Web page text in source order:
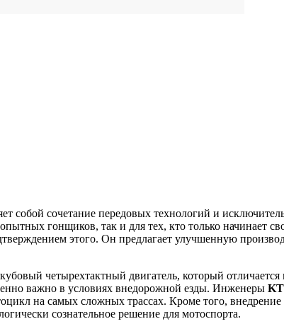
собой сочетание передовых технологий и
гонщиков, так и для тех, кто только начинает
этого. Он предлагает улучшенную
четырехтактный двигатель, который
важно в условиях внедорожной езды. Инженеры
на самых сложных трассах. Кроме того,
сознательное решение для мотоспорта.